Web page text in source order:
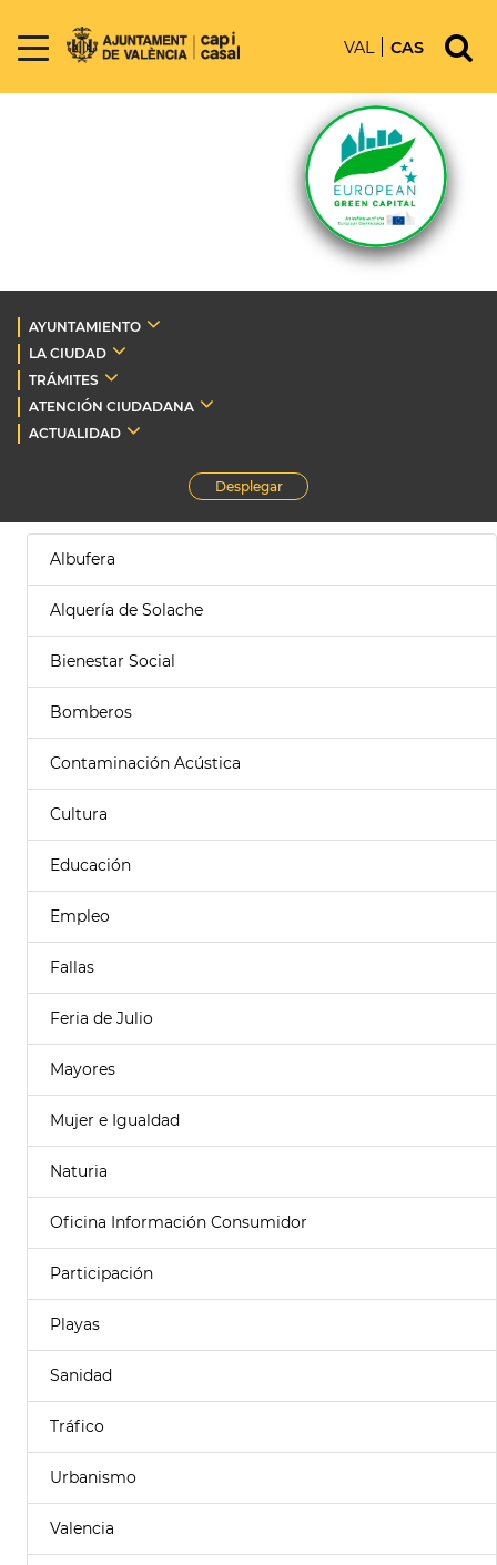
VAL CAS
AYUNTAMIENTO
LA CIUDAD
TRÁMITES
ATENCIÓN CIUDADANA
ACTUALIDAD
Desplegar
Albufera
Alquería de Solache
Bienestar Social
Bomberos
Contaminación Acústica
Cultura
Educación
Empleo
Fallas
Feria de Julio
Mayores
Mujer e Igualdad
Naturia
Oficina Información Consumidor
Participación
Playas
Sanidad
Tráfico
Urbanismo
Valencia